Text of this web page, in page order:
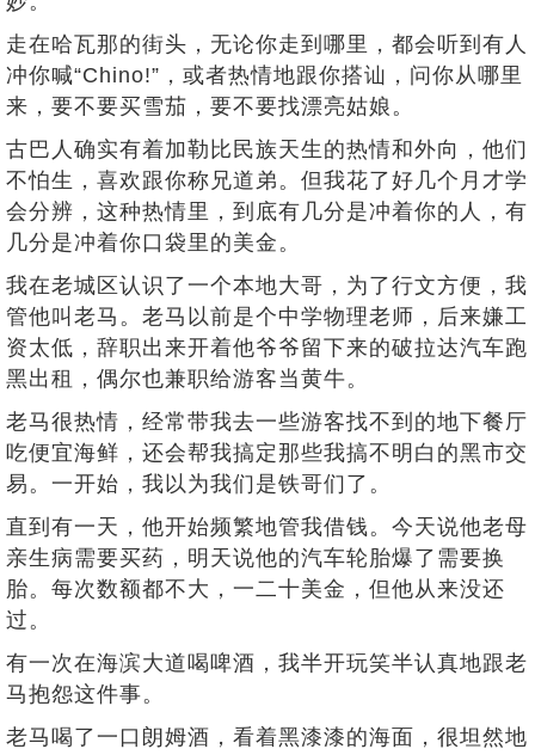
走在哈瓦那的街头，无论你走到哪里，都会听到有人
冲你喊“Chino!”，或者热情地跟你搭讪，问你从哪里
来，要不要买雪茄，要不要找漂亮姑娘。
古巴人确实有着加勒比民族天生的热情和外向，他们
不怕生，喜欢跟你称兄道弟。但我花了好几个月才学
会分辨，这种热情里，到底有几分是冲着你的人，有
几分是冲着你口袋里的美金。
我在老城区认识了一个本地大哥，为了行文方便，我
管他叫老马。老马以前是个中学物理老师，后来嫌工
资太低，辞职出来开着他爷爷留下来的破拉达汽车跑
黑出租，偶尔也兼职给游客当黄牛。
老马很热情，经常带我去一些游客找不到的地下餐厅
吃便宜海鲜，还会帮我搞定那些我搞不明白的黑市交
易。一开始，我以为我们是铁哥们了。
直到有一天，他开始频繁地管我借钱。今天说他老母
亲生病需要买药，明天说他的汽车轮胎爆了需要换
胎。每次数额都不大，一二十美金，但他从来没还
过。
有一次在海滨大道喝啤酒，我半开玩笑半认真地跟老
马抱怨这件事。
老马喝了一口朗姆酒，看着黑漆漆的海面，很坦然地